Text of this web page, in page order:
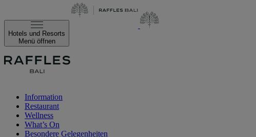
Hotels und Resorts
Menü öffnen
Information
Restaurant
Wellness
What’s On
Besondere Gelegenheiten